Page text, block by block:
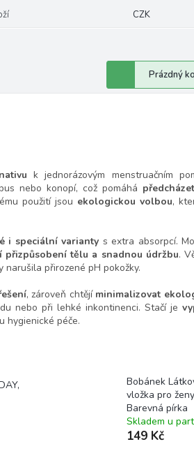
CZK
Nákupní
košík
Prázdný
k jednorázovým menstruačním
nebo konopí, což pomáhá
použití jsou ekologickou volbou,
i speciální varianty s extra absorpcí.
tělu a snadnou údržbu.
narušila přirozené pH pokožky.
, zároveň chtějí minimalizovat
nebo při lehké inkontinenci. Stačí je
hygienické péče.
Bobánek
vložka pro
Barevná pírka
Skladem u
149 Kč